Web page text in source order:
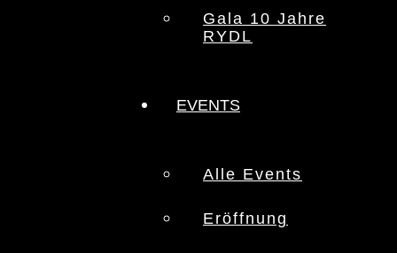
Gala 10 Jahre
RYDL
EVENTS
Alle Events
Eröffnung